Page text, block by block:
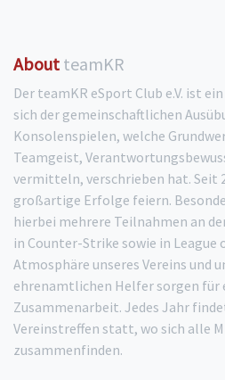
About teamKR
Der teamKR eSport Club e.V. ist
sich der gemeinschaftlichen
Konsolenspielen, welche
Teamgeist,
vermitteln, verschrieben hat. Seit
großartige Erfolge feiern.
hierbei mehrere Teilnahmen an
in Counter-Strike sowie in League
Atmosphäre unseres Vereins und
ehrenamtlichen Helfer sorgen für
Zusammenarbeit. Jedes Jahr
Vereinstreffen statt, wo sich alle
zusammenfinden.